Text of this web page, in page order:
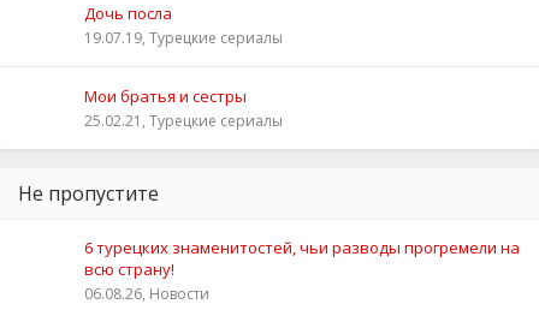
Дочь посла
19.07.19, Турецкие сериалы
Мои братья и сестры
25.02.21, Турецкие сериалы
Не пропустите
6 турецких знаменитостей, чьи разводы прогремели на
всю страну!
06.08.26, Новости